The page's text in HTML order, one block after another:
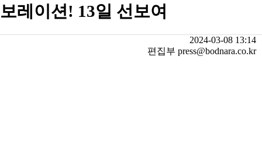
보레이션! 13일 선보여
2024-03-08 13:14
편집부 press@bodnara.co.kr